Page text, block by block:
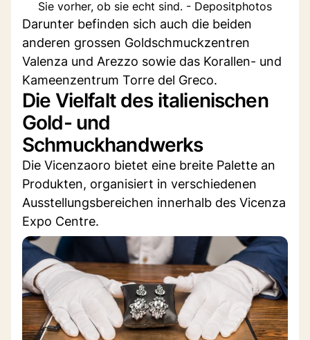
Sie vorher, ob sie echt sind. - Depositphotos
Darunter befinden sich auch die beiden
anderen grossen Goldschmuckzentren
Valenza und Arezzo sowie das Korallen- und
Kameenzentrum Torre del Greco.
Die Vielfalt des italienischen
Gold- und
Schmuckhandwerks
Die Vicenzaoro bietet eine breite Palette an
Produkten, organisiert in verschiedenen
Ausstellungsbereichen innerhalb des Vicenza
Expo Centre.